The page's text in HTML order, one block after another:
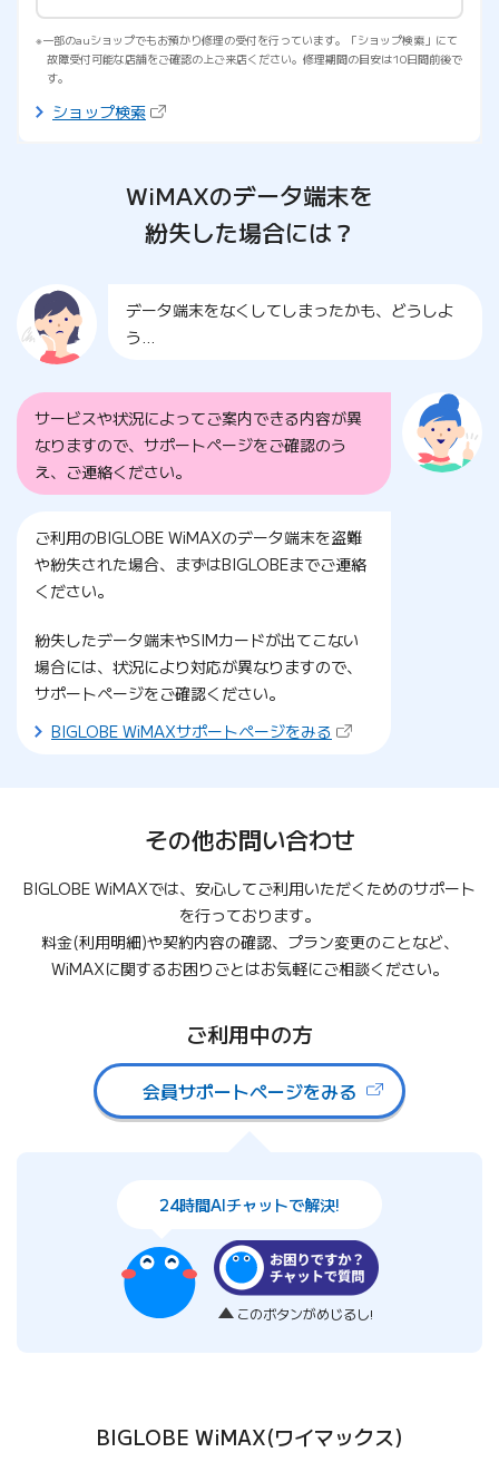
一部のauショップでもお預かり修理の受付を行っています。「ショップ検索」にて
故障受付可能な店舗をご確認の上ご来店ください。修理期間の目安は10日間前後で
す。
ショップ検索（新しいタブで開きます）
WiMAXのデータ端末を
紛失した場合には？
データ端末をなくしてしまったかも、どうしよ
う…
サービスや状況によってご案内できる内容が異
なりますので、サポートページをご確認のう
え、ご連絡ください。
ご利用のBIGLOBE WiMAXのデータ端末を盗難
や紛失された場合、まずはBIGLOBEまでご連絡
ください。
紛失したデータ端末やSIMカードが出てこない
場合には、状況により対応が異なりますので、
サポートページをご確認ください。
BIGLOBE WiMAXサポートページをみる （新しいタブで開きま
その他お問い合わせ
BIGLOBE WiMAXでは、安心してご利用いただくためのサポート
を行っております。
料金(利用明細)や契約内容の確認、プラン変更のことなど、
WiMAXに関するお困りごとはお気軽にご相談ください。
ご利用中の方
会員サポートページをみる
24時間AIチャットで解決!
このボタンがめじるし!
BIGLOBE WiMAX(ワイマックス)